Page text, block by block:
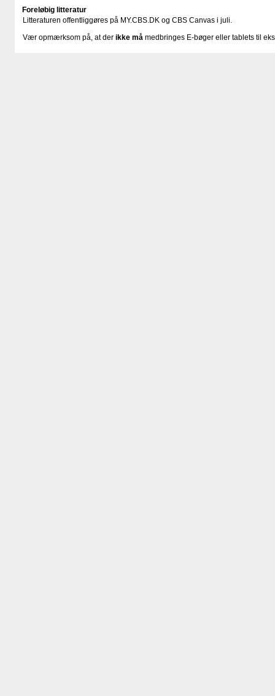
Foreløbig litteratur
Litteraturen offentliggøres på MY.CBS.DK og CBS Canvas i juli.
Vær opmærksom på, at der ikke må medbringes E-bøger eller tablets til